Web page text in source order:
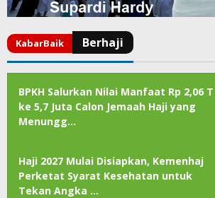
BPKH Salurkan Nilai Manfaat Rp 2,06 T
ke 5,7 Juta Calon Jemaah Haji yang
Menungg…
Haji 2027 Mulai Disiapkan, Kemenhaj
Perketat Syarat Kesehatan untuk
Tekan Angka …